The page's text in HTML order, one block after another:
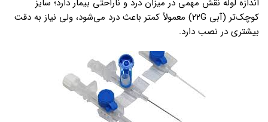
کوچک‌تر (آبی 22G) معمولاً کمتر باعث درد می‌شود، ولی نیاز به دقت
بیشتری در نصب دارد.